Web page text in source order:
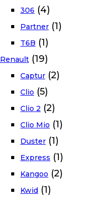
306 (4)
Partner (1)
T6B (1)
Renault (19)
Captur (2)
Clio (5)
Clio 2 (2)
Clio Mio (1)
Duster (1)
Express (1)
Kangoo (2)
Kwid (1)